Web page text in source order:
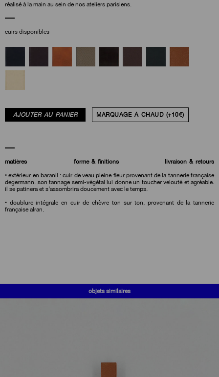
réalisé à la main au sein de nos ateliers parisiens.
cuirs disponibles
AJOUTER AU PANIER MARQUAGE À CHAUD (+10€)
matières forme & finitions
livraison & retours
• extérieur en baranil : cuir de veau pleine fleur provenant de la tannerie française
degermann. son tannage semi-végétal lui donne un toucher velouté et agréable.
il se patinera et s’assombrira doucement avec le temps.
• doublure intégrale en cuir de chèvre ton sur ton, provenant de la tannerie
française alran.
objets similaires